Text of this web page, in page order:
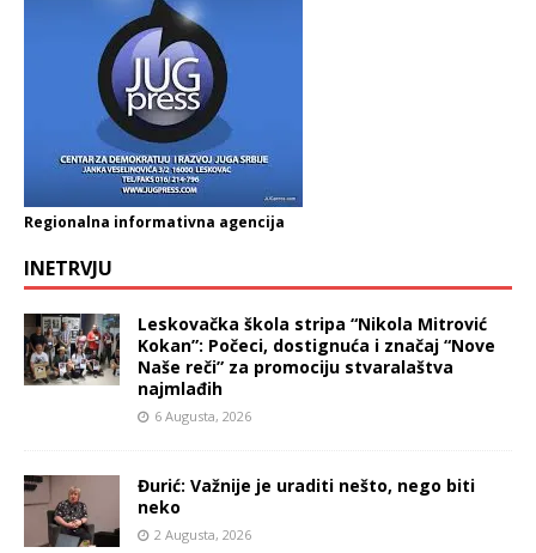
Regionalna informativna agencija
INETRVJU
Leskovačka škola stripa “Nikola Mitrović
Kokan”: Počeci, dostignuća i značaj “Nove
Naše reči” za promociju stvaralaštva
najmlađih
6 Augusta, 2026
Đurić: Važnije je uraditi nešto, nego biti
neko
2 Augusta, 2026